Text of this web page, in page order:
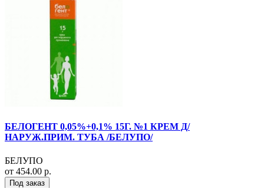
БЕЛОГЕНТ 0,05%+0,1% 15Г. №1 КРЕМ Д/
НАРУЖ.ПРИМ. ТУБА /БЕЛУПО/
БЕЛУПО
от 454.00 р.
Под заказ